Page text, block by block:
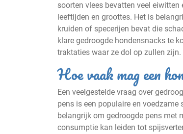
soorten vlees bevatten veel
leeftijden en groottes. Het is
kruiden of specerijen bevat die
klare gedroogde hondensnacks te
traktaties waar ze dol op zullen zijn.
Hoe vaak mag een
Een veelgestelde vraag over
pens is een populaire en
belangrijk om gedroogde pens met
consumptie kan leiden tot